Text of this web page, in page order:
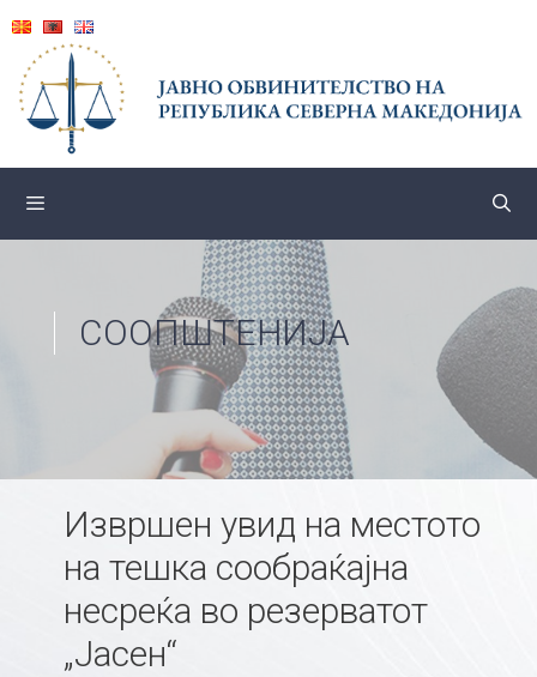
content
СООПШТЕНИЈА
Извршен увид на местото
на тешка сообраќајна
несреќа во резерватот
„Јасен“